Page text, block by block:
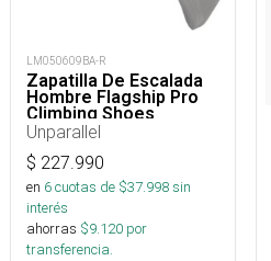
LM050609BA-R
Zapatilla De Escalada
Hombre Flagship Pro
Climbing Shoes
Unparallel
$ 227.990
en 6cuotas de $37.998sin
interés
ahorras $9.120 por
transferencia.